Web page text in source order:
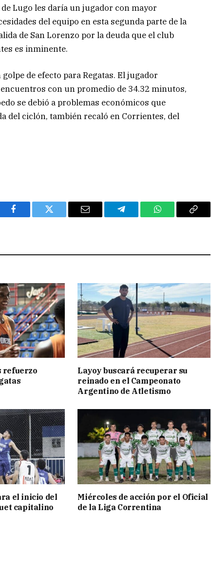
Lugo les daría un jugador con mayor
del equipo en esta segunda parte de la
de San Lorenzo por la deuda que el club
es inminente.
de efecto para Regatas. El jugador
con un promedio de 34.32 minutos,
se debió a problemas económicos que
del ciclón, también recaló en Corrientes, del
Facebook Twitter Email Telegram WhatsAppCopy
refuerzo
Layoy buscará recuperar su
reinado en el Campeonato
Argentino de Atletismo
el inicio del
capitalino
Miércoles de acción por el Oficial
de la Liga Correntina